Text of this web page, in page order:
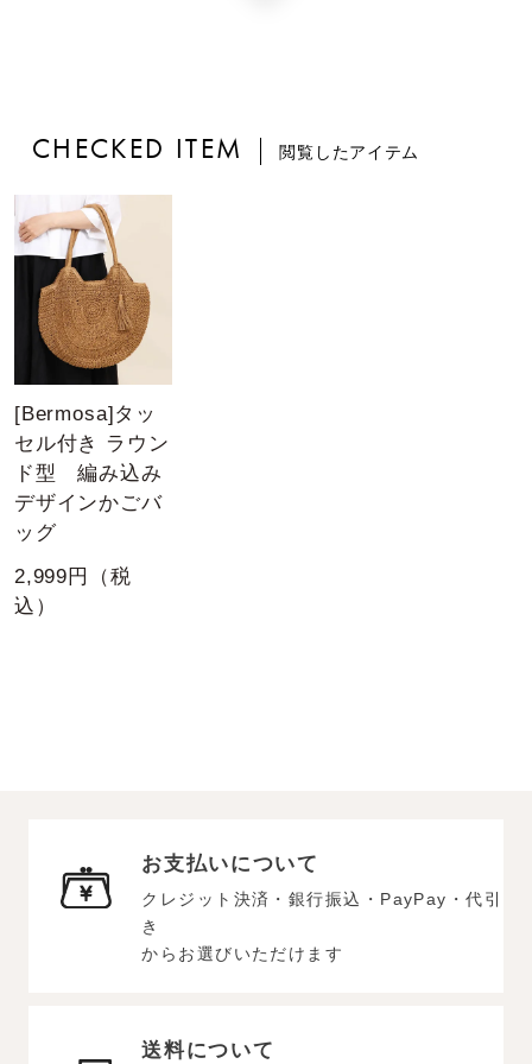
CHECKED ITEM 閲覧したアイテム
[Bermosa]タッ
セル付き ラウン
ド型 編み込み
デザインかごバ
ッグ
2,999円（税
込）
お支払いについて
クレジット決済・銀行振込・PayPay・代引
き
からお選びいただけます
送料について